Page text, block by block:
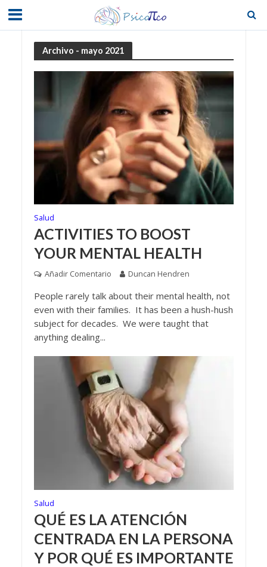
Archivo - mayo 2021
Salud
ACTIVITIES TO BOOST
YOUR MENTAL HEALTH
Añadir Comentario Duncan Hendren
People rarely talk about their mental health, not
even with their families. It has been a hush-hush
subject for decades. We were taught that
anything dealing...
Salud
QUÉ ES LA ATENCIÓN
CENTRADA EN LA PERSONA
Y POR QUÉ ES IMPORTANTE